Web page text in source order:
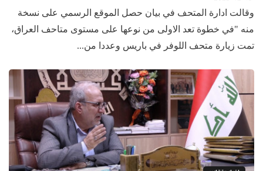
وقالت ادارة المتحف في بيان حصل الموقع الرسمي على نسخة
منه "في خطوة تعد الاولى من نوعها على مستوى متاحف العراق،
تمت زيارة متحف اللوفر في باريس وعددا من...